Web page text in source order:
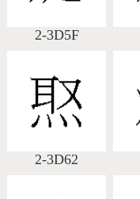
2-3D5F
2-3D62